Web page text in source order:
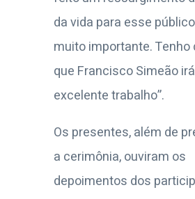
da vida para esse
muito importante. Tenho
que Francisco Simeão
excelente trabalho”.
Os presentes, além de
a cerimônia, ouviram os
depoimentos dos